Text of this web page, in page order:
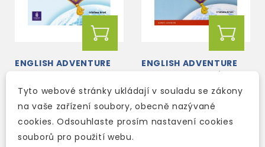
ENGLISH ADVENTURE
BOOK
skladem (ihned
expedujeme)
307 Kč -15% 261 Kč
ENGLISH ADVENTURE
STARTER B PUPIL'S
BOOK
skladem (ihned
expedujeme)
Tyto webové stránky ukládají v souladu se zákony
na vaše zařízení soubory, obecně nazývané
cookies. Odsouhlaste prosím nastavení cookies
souborů pro použití webu.